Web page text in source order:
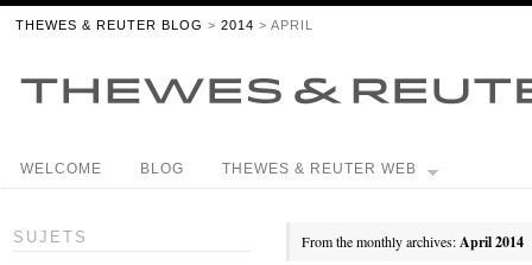
THEWES & REUTER BLOG > 2014 > APRIL
WELCOME BLOG THEWES & REUTER WEB
From the monthly archives:April 2014
SUJETS